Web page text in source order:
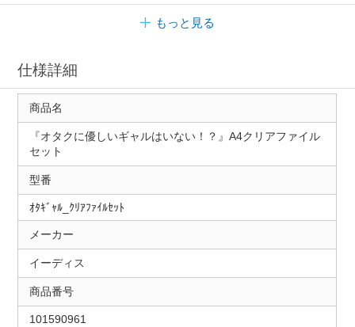
もっと見る
仕様詳細
商品名
『オタクに優しいギャルはいない！？』A4クリアファイル
セット
型番
ｵﾀｷﾞｬﾙ_ｸﾘｱﾌｧｲﾙｾｯﾄ
メーカー
イーディス
商品番号
101590961